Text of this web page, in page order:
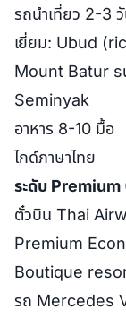
รถนำเที่ยว 2-3
เยี่ยม: Ubud
Mount Batur
Seminyak
อาหาร 8-10 มื้อ
ไกด์ภาษาไทย
ระดับ
ตั๋วบิน Thai
Premium
Boutique
รถ Mercedes